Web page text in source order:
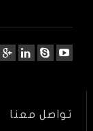
تواصل معنا